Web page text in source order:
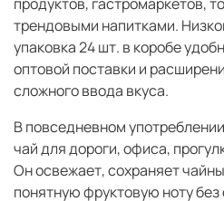
трендовыми напитками.
упаковка 24 шт. в коробе
оптовой поставки и
сложного ввода вкуса.
В повседневном
чай для дороги, офиса,
Он освежает, сохраняет
понятную фруктовую ноту